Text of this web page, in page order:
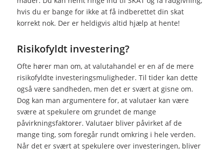
hvis du er bange for ikke at få indberettet din skat
korrekt nok. Der er heldigvis altid hjælp at hente!
Risikofyldt investering?
Ofte hører man om, at valutahandel er en af de mere
risikofyldte investeringsmuligheder. Til tider kan dette
også være sandheden, men det er svært at gisne om.
Dog kan man argumentere for, at valutaer kan være
svære at spekulere om grundet de mange
påvirkningsfaktorer. Valutaer bliver påvirket af de
mange ting, som foregår rundt omkring i hele verden.
Når det er svært at spekulere over investeringen, bliver